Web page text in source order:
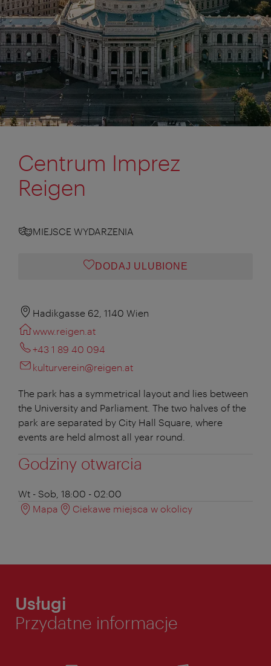
Centrum Imprez
Reigen
MIEJSCE WYDARZENIA
DODAJ ULUBIONE
Hadikgasse 62, 1140 Wien
www.reigen.at
+43 1 89 40 094
kulturverein@reigen.at
The park has a symmetrical layout and lies between
the University and Parliament. The two halves of the
park are separated by City Hall Square, where
events are held almost all year round.
Godziny otwarcia
Wt - Sob, 18:00 - 02:00
Mapa
Ciekawe miejsca w okolicy
Usługi
Przydatne informacje